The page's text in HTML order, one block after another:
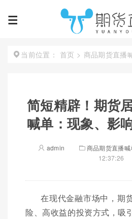
当前位置： 首页 > 商品期货直播
简短精辟！期货
喊单：现象、影
admin 商品期货直播喊
12:37:26
在现代金融市场中，期
险、高收益的投资方式，吸